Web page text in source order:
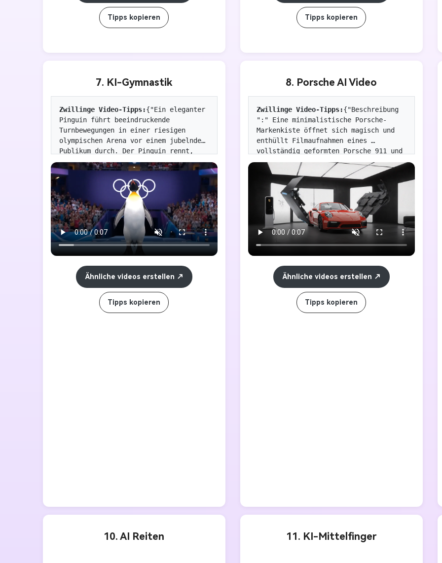
realistische Spritzer beim Betreten hinzu.
Tipps kopieren
Atemgeräusche und tiefes atmosphärisches
Summen. Keine Worte, keine Musik, keine
Zeichen. Immersiv, surreal und
Tipps kopieren
7. KI-Gymnastik
Zwillinge Video-Tipps:{"Ein eleganter
Pinguin führt beeindruckende
Turnbewegungen in einer riesigen
olympischen Arena vor einem jubelnden
Publikum durch. Der Pinguin rennt,
springt und führt eine Reihe eleganter
Flips und akrobatischer Bewegungen mit
erstaunlicher Beweglichkeit durch.
Nach der Bewegung beendet die Giraffe
mit einem großen Flip, steht fest und
nimmt eine stolze Pose ein. Im
Hintergrund ist das olympische Symbol
deutlich sichtbar, die Atmosphäre ist
lebhaft und aufregend. Helle Lichter,
hohe Qualität, 8 Sekunden. "}
Ähnliche videos erstellen
Tipps kopieren
8. Porsche AI Video
Zwillinge Video-Tipps:{"Beschreibung
":" Eine minimalistische Porsche-
Markenkiste öffnet sich magisch und
enthüllt Filmaufnahmen eines
vollständig geformten Porsche 911 und
des umliegenden, sofort
zusammengebauten stilvollen Porsche-
Themenshowrooms. Ohne Text. "," Style
":" Film "," Kamera ":" Fixed
Weitwinkel, subtil Zoom in kritischen
Übergängen "," Beleuchtung ":"
Kontrolliert, High-Tech, Übergang von
Dunkel zu hell und sauber "," Room ":"
Leerer futuristischer Raum verwandelt
sich in einen minimalistischen Porsche
Showroom "," Element ": [" Porsche
Marke (leuchtende Nähte) "," Porsche
911 Fahrzeuge "," Ladestation ","
Minimalistische Displaytafeln ","
Ambient Lighting Element "]," Sport
Ähnliche videos erstellen
Tipps kopieren
10. AI Reiten 11. KI-Mittelfinger